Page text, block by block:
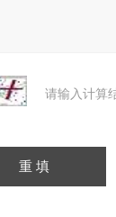
请输入计算